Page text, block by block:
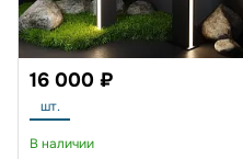
16 000 ₽
шт.
В наличии